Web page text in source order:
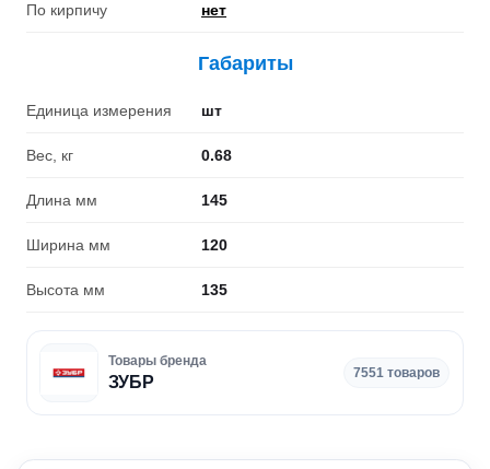
По кирпичу нет
Габариты
Единица измерения шт
Вес, кг 0.68
Длина мм 145
Ширина мм 120
Высота мм 135
Товары бренда
ЗУБР
7551 товаров